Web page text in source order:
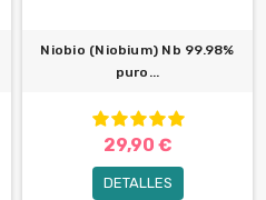
Niobio (Niobium) Nb 99.98%
puro...
29,90 €
DETALLES